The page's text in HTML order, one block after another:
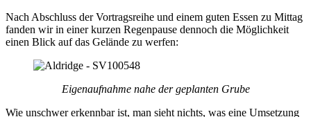
Nach Abschluss der Vortragsreihe und einem guten Essen zu Mittag
fanden wir in einer kurzen Regenpause dennoch die Möglichkeit
einen Blick auf das Gelände zu werfen:
Eigenaufnahme nahe der geplanten Grube
Wie unschwer erkennbar ist, man sieht nichts, was eine Umsetzung